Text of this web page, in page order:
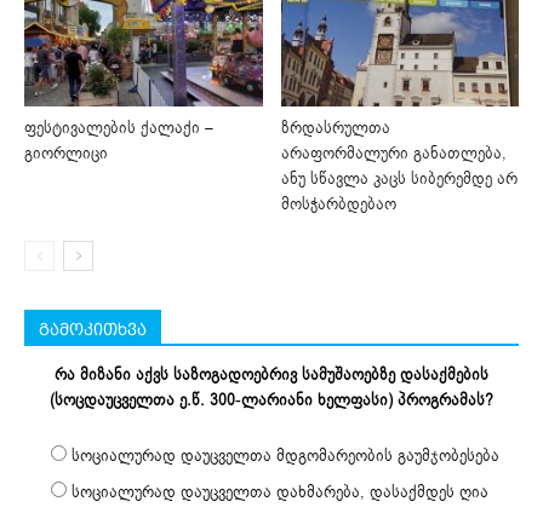
ფესტივალების ქალაქი –
გიორლიცი
ზრდასრულთა
არაფორმალური განათლება,
ანუ სწავლა კაცს სიბერემდე არ
მოსჭარბდებაო
გამოკითხვა
რა მიზანი აქვს საზოგადოებრივ სამუშაოებზე დასაქმების
(სოცდაუცველთა ე.წ. 300-ლარიანი ხელფასი) პროგრამას?
სოციალურად დაუცველთა მდგომარეობის გაუმჯობესება
სოციალურად დაუცველთა დახმარება, დასაქმდეს ღია